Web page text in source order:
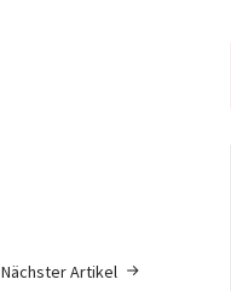
Nächster Artikel